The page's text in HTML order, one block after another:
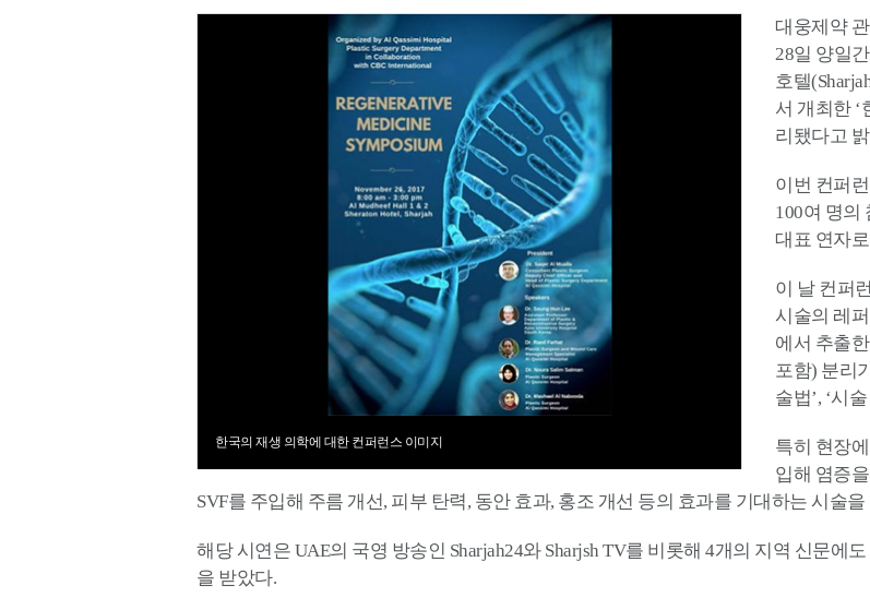
한국의 재생 의학에 대한 컨퍼런스 이미지
대웅제약
28일 양일
호텔
서 개최한
리됐다고
이번 컨퍼
100여 명의
대표 연자
이 날 컨퍼
시술의 레퍼
에서 추출
포함) 분리
술법’, ‘시
특히 현장
입해 염증
SVF를 주입해 주름 개선, 피부 탄력, 동안 효과, 홍조 개선 등의 효과를 기대하는 시술
해당 시연은 UAE의 국영 방송인 Sharjah24와 Sharjsh TV를 비롯해 4개의 지역 신문에
을 받았다.